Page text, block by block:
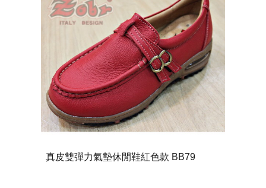
真皮雙彈力氣墊休閒鞋紅色款 BB79